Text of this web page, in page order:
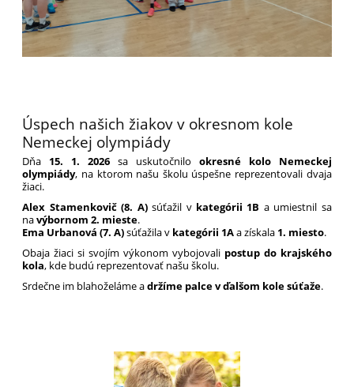
Úspech našich žiakov v okresnom kole
Nemeckej olympiády
Dňa 15. 1. 2026 sa uskutočnilo okresné kolo Nemeckej
olympiády, na ktorom našu školu úspešne reprezentovali dvaja
žiaci.
Alex Stamenkovič (8. A)súťažil v kategórii 1B a umiestnil sa
navýbornom 2. mieste.
Ema Urbanová (7. A)súťažila v kategórii 1Aa získala 1. miesto.
Obaja žiaci si svojím výkonom vybojovali postup do krajského
kola, kde budú reprezentovať našu školu.
Srdečne im blahoželáme adržíme palce v ďalšom kole súťaže.